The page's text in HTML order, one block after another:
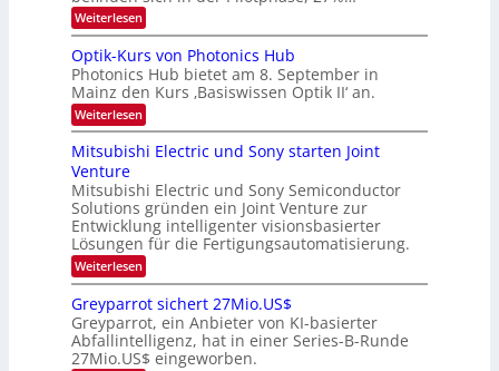
r
a
r
b
e
i
n
g
s
-
T
r
e
n
d
k
e
W
a
c
h
s
u
i
m
e
r
s
t
e
n
H
a
l
b
H
e
r
a
e
u
s
-
S
e
n
a
r
Weiterlesen:
K
-
E
i
n
s
a
t
n
m
m
t
i
n
d
e
r
D
A
Optik-Kurs von Photonics Hub
Photonics Hub bietet am 8. September in
Mainz den Kurs ‚Basiswissen Optik II‘ an.
Weiterlesen:
O
p
t
k
-
K
u
r
s
v
o
n
P
h
o
Mitsubishi Electric und Sony starten Joint
Venture
Mitsubishi Electric und Sony Semiconductor
Solutions gründen ein Joint Venture zur
Entwicklung intelligenter visionsbasierter
Lösungen für die Fertigungsautomatisierung.
Weiterlesen:
M
t
s
u
b
Greyparrot sichert 27Mio.US$
Greyparrot, ein Anbieter von KI-basierter
Abfallintelligenz, hat in einer Series-B-Runde
27Mio.US$ eingeworben.